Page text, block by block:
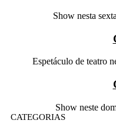
Show nesta
Espetáculo de teatro
Show neste
CATEGORIAS